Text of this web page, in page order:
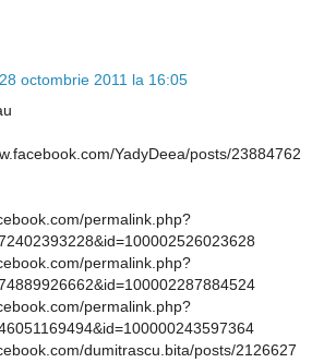
28 octombrie 2011 la 16:05
YadyDeea/posts/23884762
permalink.php?
permalink.php?
permalink.php?
dumitrascu.bita/posts/2126627